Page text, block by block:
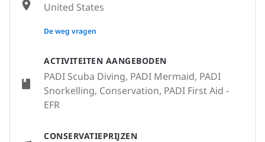
ACTIVITEITEN AANGEBODEN
PADI Scuba Diving, PADI Mermaid, PADI
Snorkelling, Conservation, PADI First Aid -
EFR
CONSERVATIEPRIJZEN
United States
None
De weg vragen